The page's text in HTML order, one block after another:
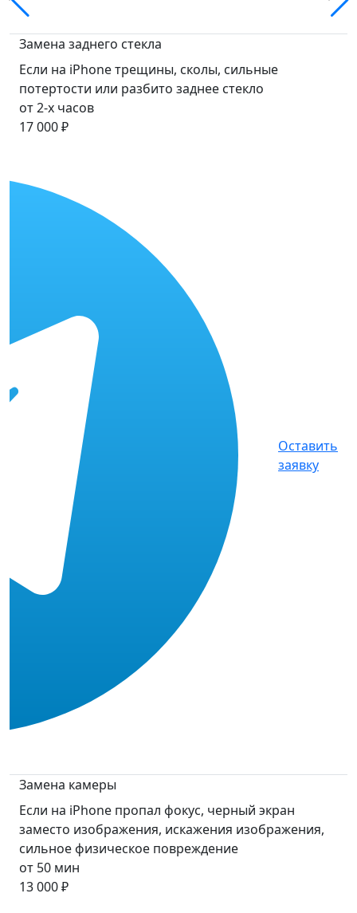
Замена заднего стекла
Если на iPhone трещины, сколы, сильные
потертости или разбито заднее стекло
17 000 ₽
от 2-х часов
Оставить
заявку
Замена камеры
Если на iPhone пропал фокус, черный экран
заместо изображения, искажения изображения,
сильное физическое повреждение
13 000 ₽
от 50 мин